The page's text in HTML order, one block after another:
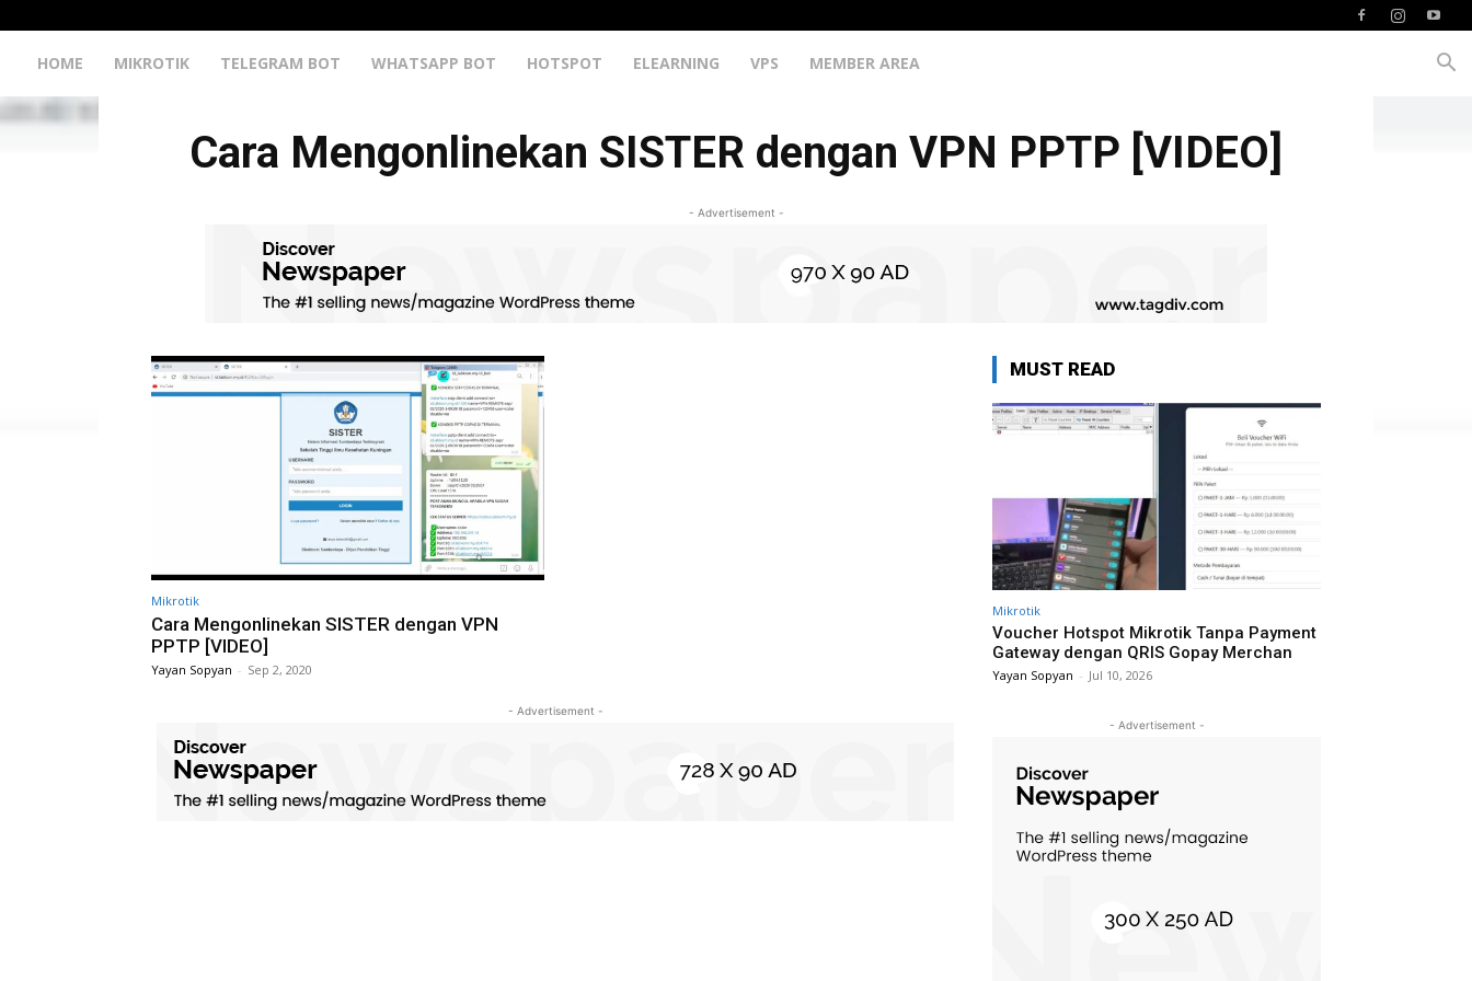
HOME MIKROTIK TELEGRAM BOT WHATSAPP BOT HOTSPOT ELEARNING VPS MEMBER AREA
Cara Mengonlinekan SISTER dengan VPN PPTP [VIDEO]
- Advertisement -
Mikrotik
Cara Mengonlinekan SISTER dengan VPN
PPTP [VIDEO]
Yayan Sopyan - Sep 2, 2020
- Advertisement -
MUST READ
Mikrotik
Voucher Hotspot Mikrotik Tanpa Payment
Gateway dengan QRIS Gopay Merchan
Yayan Sopyan - Jul 10, 2026
- Advertisement -